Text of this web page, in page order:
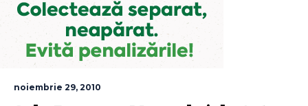
noiembrie 29, 2010